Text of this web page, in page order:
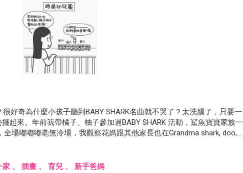
好奇為什麼小孩子聽到BABY SHARK名曲就不哭了？太洗腦了，只要一
起來。年前我帶橘子、柚子參加過BABY SHARK 活動，鯊魚寶寶家族一
場嘟嘟嘟毫無冷場，我觀察花媽跟其他家長也在Grandma shark, doo,
的五月天呀。
家 、 插畫 、 育兒 、 新手爸媽